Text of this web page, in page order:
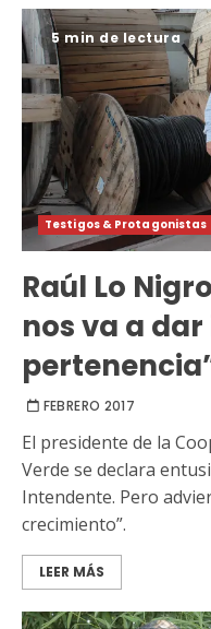
5 min de lectura
Testigos & Protagonistas
Raúl Lo
nos va a
FEBRERO 2017
El presidente de la
Verde se declara
Intendente. Pero
crecimiento”.
LEER MÁS